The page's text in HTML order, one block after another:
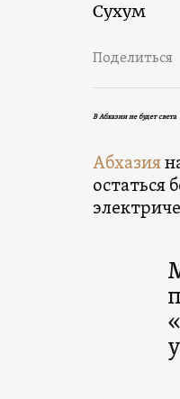
Сухум
Поделиться
В Абхазии не будет света
Абхазия
остаться